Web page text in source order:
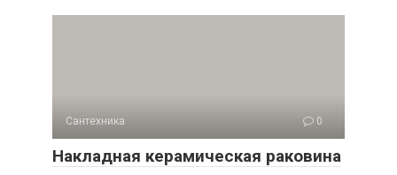
Сантехника 0
Накладная керамическая раковина